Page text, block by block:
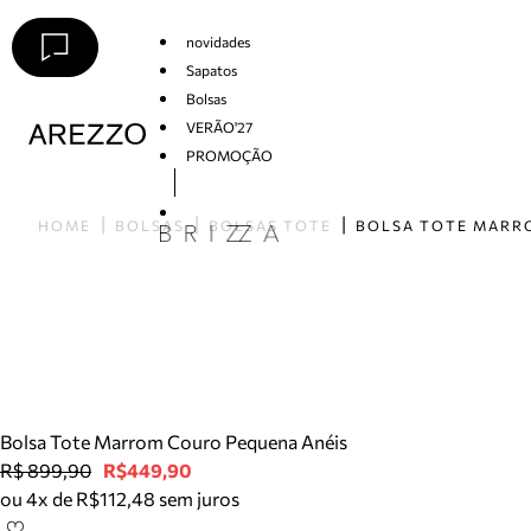
novidades
Sapatos
Bolsas
VERÃO'27
PROMOÇÃO
HOME BOLSAS BOLSAS TOTE
Bolsa Tote Marrom Couro Pequena Anéis
R$ 899,90 R$449,90
ou 4x de R$112,48 sem juros